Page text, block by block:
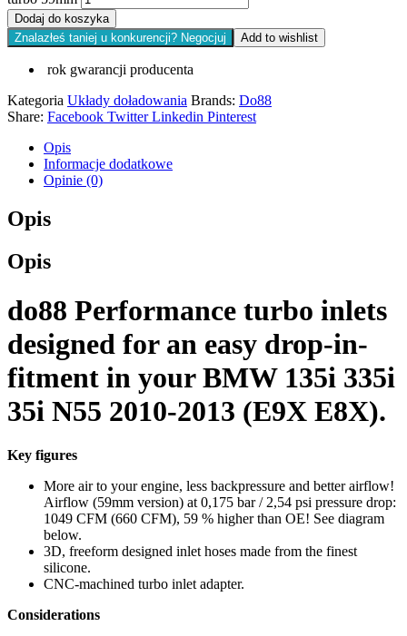
Dodaj do koszyka
Znalazłeś taniej u konkurencji? Negocjuj
Add to wishlist
rok gwarancji producenta
Kategoria Układy doładowania Brands: Do88
Share: Facebook Twitter Linkedin Pinterest
Opis
Informacje dodatkowe
Opinie (0)
Opis
Opis
do88 Performance turbo inlets
designed for an easy drop-in-
fitment in your BMW 135i 335i
35i N55 2010-2013 (E9X E8X).
Key figures
More air to your engine, less backpressure and better airflow!
Airflow (59mm version) at 0,175 bar / 2,54 psi pressure drop:
1049 CFM (660 CFM), 59 % higher than OE! See diagram
below.
3D, freeform designed inlet hoses made from the finest
silicone.
CNC-machined turbo inlet adapter.
Considerations